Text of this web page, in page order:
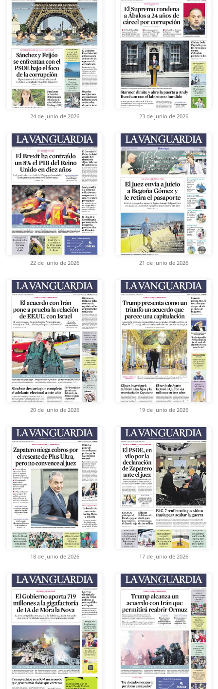
24 de junio de 2026 23 de junio de 2026
22 de junio de 2026 21 de junio de 2026
20 de junio de 2026 19 de junio de 2026
18 de junio de 2026 17 de junio de 2026